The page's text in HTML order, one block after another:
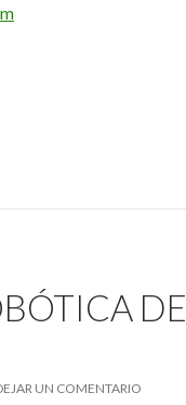
DE
UN COMENTARIO